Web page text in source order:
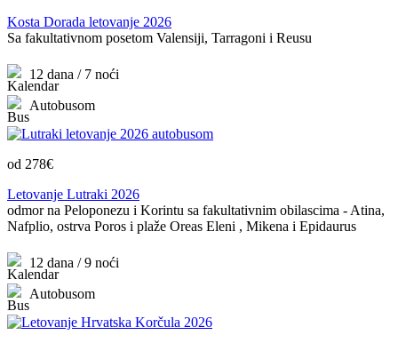
Kosta Dorada letovanje 2026
Sa fakultativnom posetom Valensiji, Tarragoni i Reusu
12 dana / 7 noći
Autobusom
od 278€
Letovanje Lutraki 2026
odmor na Peloponezu i Korintu sa fakultativnim obilascima - Atina,
Nafplio, ostrva Poros i plaže Oreas Eleni , Mikena i Epidaurus
12 dana / 9 noći
Autobusom